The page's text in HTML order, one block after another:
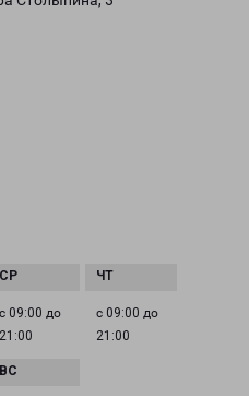
с 09:00 до
21:00
с 09:00 до
21:00